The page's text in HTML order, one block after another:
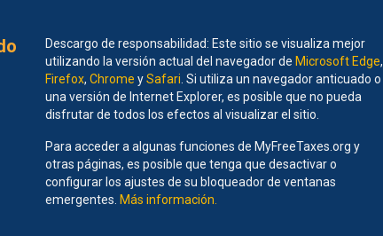
Descargo de responsabilidad: Este sitio se visualiza mejor
utilizando la versión actual del navegador de Microsoft Edge,
Firefox,Chrome ySafari. Si utiliza un navegador anticuado o
una versión de Internet Explorer, es posible que no pueda
disfrutar de todos los efectos al visualizar el sitio.
Para acceder a algunas funciones de MyFreeTaxes.org y
otras páginas, es posible que tenga que desactivar o
configurar los ajustes de su bloqueador de ventanas
emergentes. Más información.